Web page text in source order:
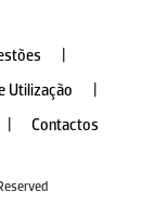
Utilização
Contactos